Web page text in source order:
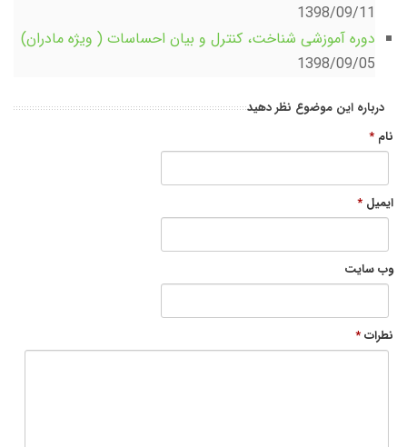
1398/09/11
دوره آموزشی شناخت، کنترل و بیان احساسات ( ویژه مادران)
1398/09/05
درباره این موضوع نظر دهید
نام *
ایمیل *
وب سایت
نطرات*